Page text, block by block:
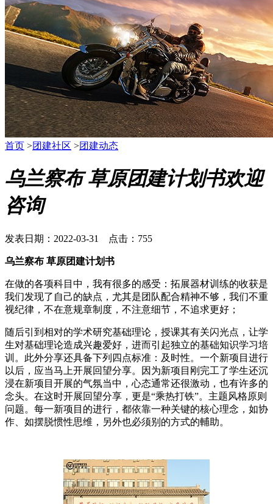
首页 >团建社区 >团建动态
乌兰察布 草原团建计划书欢迎
咨询
发表日期：2022-03-31 点击：755
乌兰察布 草原团建计划书
在做的各项科目中，我有很多的感受：拓展器材训练的收获是
我们发现了自己的缺点，尤其是团队配合精神不够，我们不重
视纪律，不在意规章制度，不注意细节，不追求更好；
随后引到相对的学术研究基础理论，授课其有关闪光点，让学
生对基础理论造成兴趣爱好，进而引起独立的基础知识学习培
训。此外分享还具备下列四点标准：及时性。一个新项目进行
以后，应当马上开展回望分享。因为新项目刚完工了学生还沉
浸在新项目开展的气氛当中，心态通常还很激动，也有许多的
念头。在这时开展回望分享，更是“乘热打铁”。主题风格原则
问题。每一新项目的进行，都依靠一种关键的核心理念，如协
作、如摆脱惯性思维，另外也必须别的方式的輔助。